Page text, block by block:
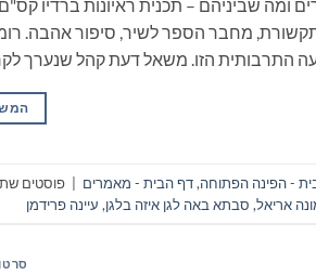
תקשורת, מחבר הספר לשיר, סיפור אהבה.
התרבותית הזו. משאל דעת קהל שנערך
- הפינה הפתוחה,דף הבית - מאמרים פוסטים
אריאל, סבתא באה לגן איזה בלגן, עיינה פרידמן